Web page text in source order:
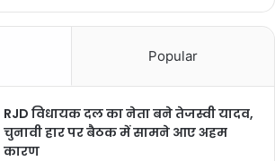
Popular
RJD विधायक दल का नेता बने तेजस्वी यादव,
चुनावी हार पर बैठक में सामने आए अहम
कारण